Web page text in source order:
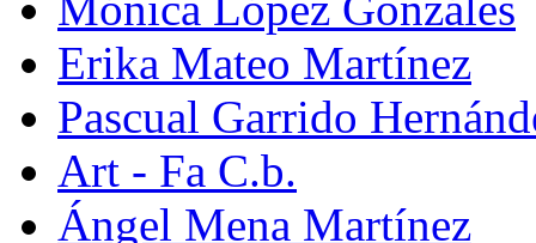
Erika Mateo Martínez
Pascual Garrido
Art - Fa C.b.
Ángel Mena Martínez